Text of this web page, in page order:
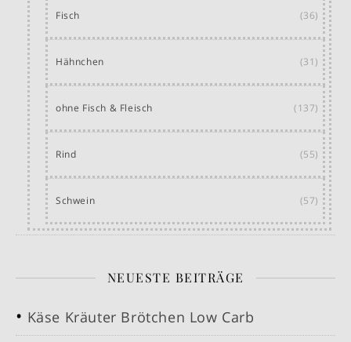
Fisch (36)
Hähnchen (31)
ohne Fisch & Fleisch (137)
Rind (55)
Schwein (57)
NEUESTE BEITRÄGE
Käse Kräuter Brötchen Low Carb